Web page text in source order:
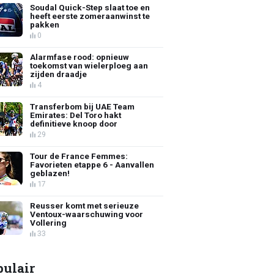
Soudal Quick-Step slaat toe en
heeft eerste zomeraanwinst te
pakken
0
Alarmfase rood: opnieuw
toekomst van wielerploeg aan
zijden draadje
4
Transferbom bij UAE Team
Emirates: Del Toro hakt
definitieve knoop door
29
Tour de France Femmes:
Favorieten etappe 6 - Aanvallen
geblazen!
17
Reusser komt met serieuze
Ventoux-waarschuwing voor
Vollering
33